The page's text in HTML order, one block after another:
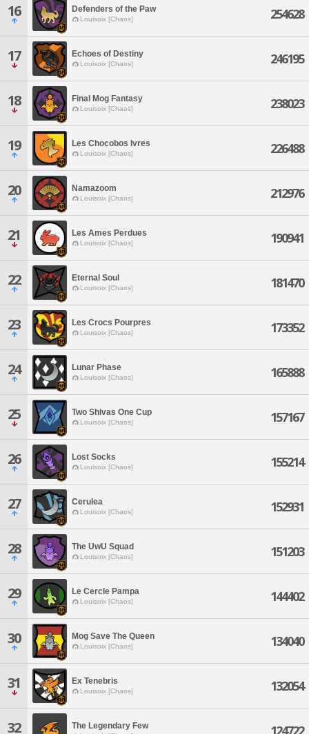
16 Defenders of the Paw
Louisoix [Chaos] 254628
17 Echoes of Destiny
Louisoix [Chaos] 246195
18 Final Mog Fantasy
Louisoix [Chaos] 238023
19 Les Chocobos Ivres
Louisoix [Chaos] 226488
20 Namazoom
Louisoix [Chaos] 212976
21 Les Ames Perdues
Louisoix [Chaos] 190941
22 Eternal Soul
Louisoix [Chaos] 181470
23 Les Crocs Pourpres
Louisoix [Chaos] 173352
24 Lunar Phase
Louisoix [Chaos] 165888
25 Two Shivas One Cup
Louisoix [Chaos] 157167
26 Lost Socks
Louisoix [Chaos] 155214
27 Cerulea
Louisoix [Chaos] 152931
28 The UwU Squad
Louisoix [Chaos] 151203
29 Le Cercle Pampa
Louisoix [Chaos] 144402
30 Mog Save The Queen
Louisoix [Chaos] 134040
31 Ex Tenebris
Louisoix [Chaos] 132054
32 The Legendary Few 124722